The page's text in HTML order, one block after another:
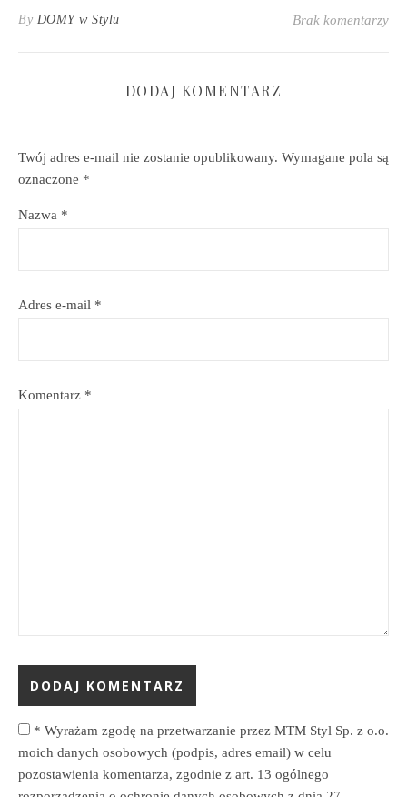
By DOMY w Stylu Brak komentarzy
DODAJ KOMENTARZ
Twój adres e-mail nie zostanie opublikowany. Wymagane pola są
oznaczone *
Nazwa *
Adres e-mail *
Komentarz *
* Wyrażam zgodę na przetwarzanie przez MTM Styl Sp. z o.o.
moich danych osobowych (podpis, adres email) w celu
pozostawienia komentarza, zgodnie z art. 13 ogólnego